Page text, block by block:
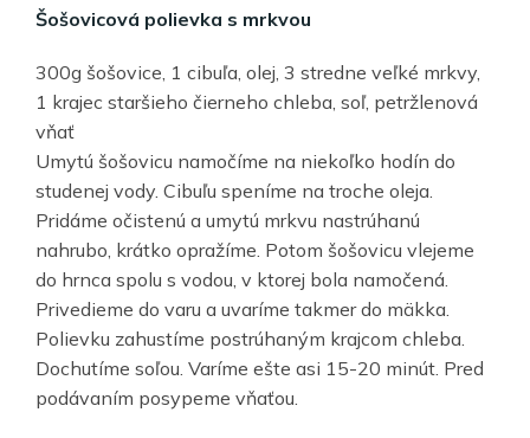
Šošovicová polievka s mrkvou
300g šošovice, 1 cibuľa, olej, 3 stredne veľké mrkvy,
1 krajec staršieho čierneho chleba, soľ, petržlenová
vňať
Umytú šošovicu namočíme na niekoľko hodín do
studenej vody. Cibuľu speníme na troche oleja.
Pridáme očistenú a umytú mrkvu nastrúhanú
nahrubo, krátko opražíme. Potom šošovicu vlejeme
do hrnca spolu s vodou, v ktorej bola namočená.
Privedieme do varu a uvaríme takmer do mäkka.
Polievku zahustíme postrúhaným krajcom chleba.
Dochutíme soľou. Varíme ešte asi 15-20 minút. Pred
podávaním posypeme vňaťou.